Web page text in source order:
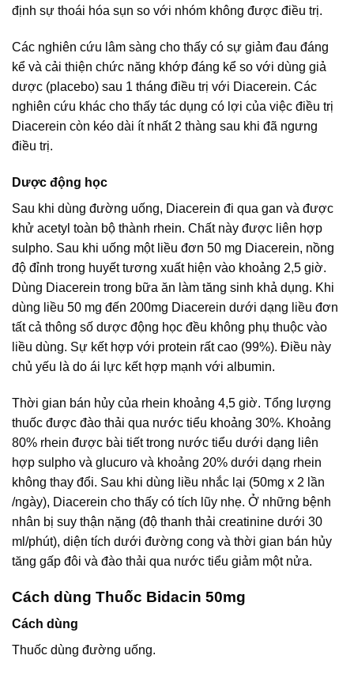
định sự thoái hóa sụn so với nhóm không được điều trị.
Các nghiên cứu lâm sàng cho thấy có sự giảm đau đáng
kể và cải thiện chức năng khớp đáng kể so với dùng giả
dược (placebo) sau 1 tháng điều trị với Diacerein. Các
nghiên cứu khác cho thấy tác dụng có lợi của việc điều trị
Diacerein còn kéo dài ít nhất 2 thàng sau khi đã ngưng
điều trị.
Dược động học
Sau khi dùng đường uống, Diacerein đi qua gan và được
khử acetyl toàn bộ thành rhein. Chất này được liên hợp
sulpho. Sau khi uống một liều đơn 50 mg Diacerein, nồng
độ đỉnh trong huyết tương xuất hiện vào khoảng 2,5 giờ.
Dùng Diacerein trong bữa ăn làm tăng sinh khả dụng. Khi
dùng liều 50 mg đến 200mg Diacerein dưới dạng liều đơn
tất cả thông số dược động học đều không phụ thuộc vào
liều dùng. Sự kết hợp với protein rất cao (99%). Điều này
chủ yếu là do ái lực kết hợp mạnh với albumin.
Thời gian bán hủy của rhein khoảng 4,5 giờ. Tổng lượng
thuốc được đào thải qua nước tiểu khoảng 30%. Khoảng
80% rhein được bài tiết trong nước tiểu dưới dạng liên
hợp sulpho và glucuro và khoảng 20% dưới dạng rhein
không thay đổi. Sau khi dùng liều nhắc lại (50mg x 2 lần
/ngày), Diacerein cho thấy có tích lũy nhẹ. Ở những bệnh
nhân bị suy thận nặng (độ thanh thải creatinine dưới 30
ml/phút), diện tích dưới đường cong và thời gian bán hủy
tăng gấp đôi và đào thải qua nước tiểu giảm một nửa.
Cách dùng Thuốc Bidacin 50mg
Cách dùng
Thuốc dùng đường uống.